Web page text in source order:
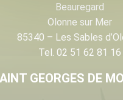
Beauregard
Olonne sur Mer
85340 – Les Sables
Tel. 02 51 62 81 16
GEORGES DE